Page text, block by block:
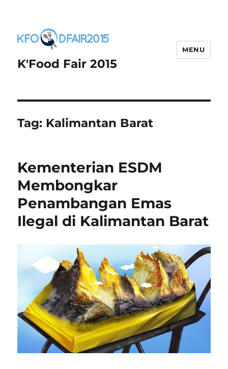
K'Food Fair 2015
MENU
Tag: Kalimantan Barat
Kementerian ESDM
Membongkar
Penambangan Emas
Ilegal di Kalimantan Barat